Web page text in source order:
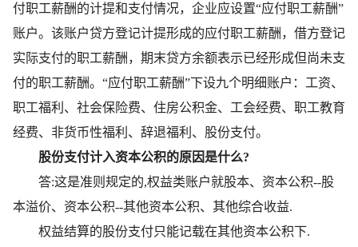
付职工薪酬的计提和支付情况，企业应设置“应付职工薪酬”
账户。该账户贷方登记计提形成的应付职工薪酬，借方登记
实际支付的职工薪酬，期末贷方余额表示已经形成但尚未支
付的职工薪酬。“应付职工薪酬”下设九个明细账户：工资、
职工福利、社会保险费、住房公积金、工会经费、职工教育
经费、非货币性福利、辞退福利、股份支付。
股份支付计入资本公积的原因是什么?
答:这是准则规定的,权益类账户就股本、资本公积--股
本溢价、资本公积--其他资本公积、其他综合收益.
权益结算的股份支付只能记载在其他资本公积下.